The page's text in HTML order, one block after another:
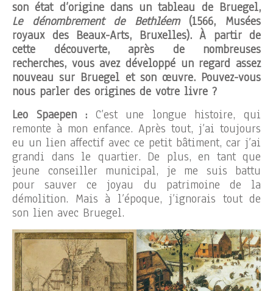
son état d’origine dans un tableau de Bruegel,
Le dénombrement de Bethléem(1566, Musées
royaux des Beaux-Arts, Bruxelles). À partir de
cette découverte, après de nombreuses
recherches, vous avez développé un regard assez
nouveau sur Bruegel et son œuvre. Pouvez-vous
nous parler des origines de votre livre ?
Leo Spaepen : C’est une longue histoire, qui
remonte à mon enfance. Après tout, j’ai toujours
eu un lien affectif avec ce petit bâtiment, car j’ai
grandi dans le quartier. De plus, en tant que
jeune conseiller municipal, je me suis battu
pour sauver ce joyau du patrimoine de la
démolition. Mais à l’époque, j’ignorais tout de
son lien avec Bruegel.